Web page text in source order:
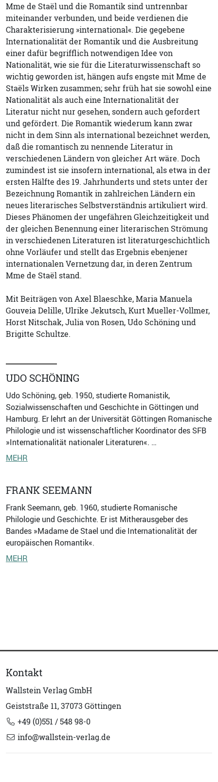
Mme de Staël und die Romantik sind untrennbar
miteinander verbunden, und beide verdienen die
Charakterisierung »international«. Die gegebene
Internationalität der Romantik und die Ausbreitung
einer dafür begrifflich notwendigen Idee von
Nationalität, wie sie für die Literaturwissenschaft so
wichtig geworden ist, hängen aufs engste mit Mme de
Staëls Wirken zusammen; sehr früh hat sie sowohl eine
Nationalität als auch eine Internationalität der
Literatur nicht nur gesehen, sondern auch gefordert
und gefördert. Die Romantik wiederum kann zwar
nicht in dem Sinn als international bezeichnet werden,
daß die romantisch zu nennende Literatur in
verschiedenen Ländern von gleicher Art wäre. Doch
zumindest ist sie insofern international, als etwa in der
ersten Hälfte des 19. Jahrhunderts und stets unter der
Bezeichnung Romantik in zahlreichen Ländern ein
neues literarisches Selbstverständnis artikuliert wird.
Dieses Phänomen der ungefähren Gleichzeitigkeit und
der gleichen Benennung einer literarischen Strömung
in verschiedenen Literaturen ist literaturgeschichtlich
ohne Vorläufer und stellt das Ergebnis ebenjener
internationalen Vernetzung dar, in deren Zentrum
Mme de Staël stand.
Mit Beiträgen von Axel Blaeschke, Maria Manuela
Gouveia Delille, Ulrike Jekutsch, Kurt Mueller-Vollmer,
Horst Nitschak, Julia von Rosen, Udo Schöning und
Brigitte Schultze.
UDO SCHÖNING
Udo Schöning, geb. 1950, studierte Romanistik,
Sozialwissenschaften und Geschichte in Göttingen und
Hamburg. Er lehrt an der Universität Göttingen Romanische
Philologie und ist wissenschaftlicher Koordinator des SFB
»Internationalität nationaler Literaturen«. …
MEHR
FRANK SEEMANN
Frank Seemann, geb. 1960, studierte Romanische
Philologie und Geschichte. Er ist Mitherausgeber des
Bandes »Madame de Stael und die Internationalität der
europäischen Romantik«.
MEHR
Kontakt
Wallstein Verlag GmbH
Geiststraße 11, 37073 Göttingen
+49 (0)551 / 548 98-0
info@wallstein-verlag.de